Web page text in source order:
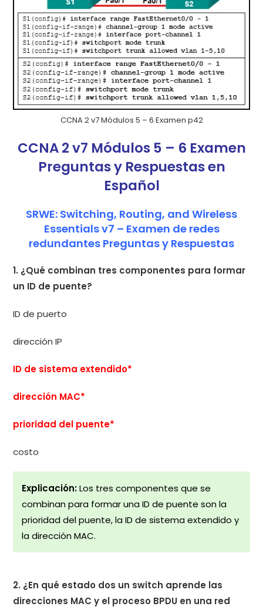
CCNA 2 v7 Módulos 5 – 6 Examen p42
CCNA 2 v7 Módulos 5 – 6 Examen
Preguntas y Respuestas en
Español
SRWE: Switching, Routing, and Wireless
Essentials v7 – Examen de redes
redundantes Preguntas y Respuestas
1. ¿Qué combinan tres componentes para formar
un ID de puente?
ID de puerto
dirección IP
ID de sistema extendido*
dirección MAC*
prioridad del puente*
costo
Explicación:Los tres componentes que se
combinan para formar una ID de puente son la
prioridad del puente, la ID de sistema extendido y
la dirección MAC.
2. ¿En qué estado dos un switch aprende las
direcciones MAC y el proceso BPDU en una red